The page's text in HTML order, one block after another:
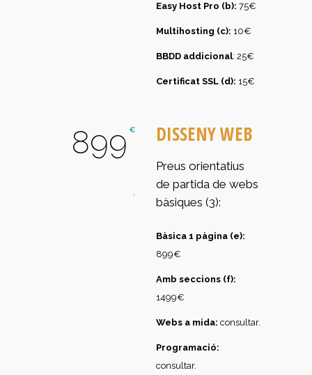
Easy Host Pro (b): 75€
Multihosting (c): 10€
BBDD addicional: 25€
Certificat SSL (d): 15€
899 €
.
DISSENY WEB
Preus orientatius
de partida de webs
bàsiques (3):
Bàsica 1 pàgina (e):
899€
Amb seccions (f):
1499€
Webs a mida: consultar.
Programació:
consultar.